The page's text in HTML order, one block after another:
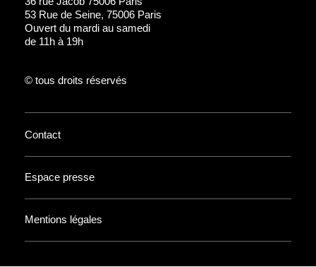
53 Rue de Seine, 75006 Paris
Ouvert du mardi au samedi
de 11h à 19h
© tous droits réservés
Contact
Espace presse
Mentions légales